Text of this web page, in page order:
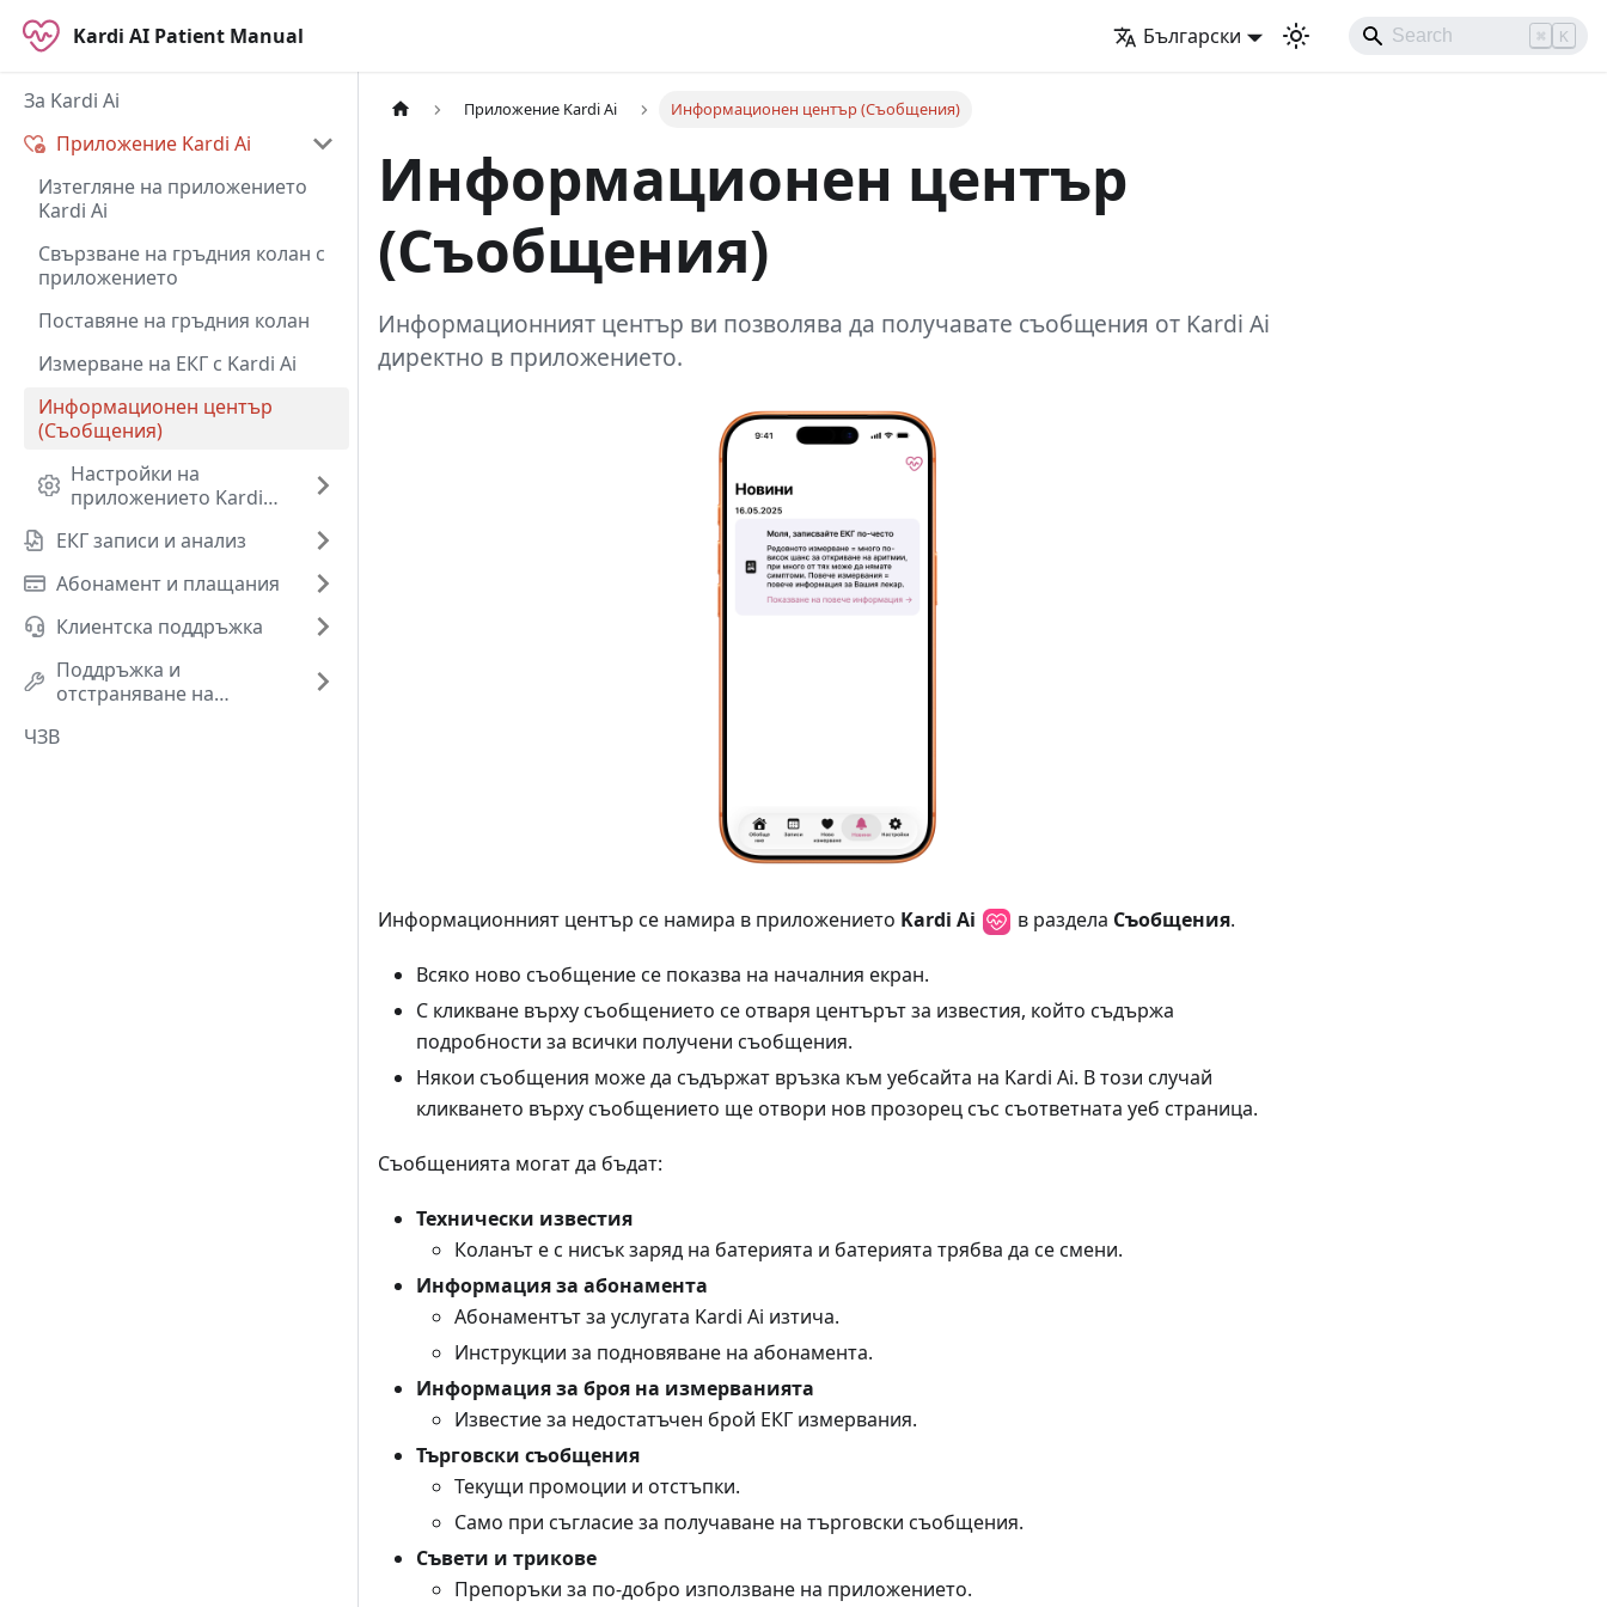
Kardi AI Patient Manual Български ⌘ K
За Kardi Ai
Приложение Kardi Ai
Изтегляне на приложението
Kardi Ai
Свързване на гръдния колан с
приложението
Поставяне на гръдния колан
Измерване на ЕКГ с Kardi Ai
Информационен център
(Съобщения)
Настройки на
приложението Kardi
ЕКГ записи и анализ
Абонамент и плащания
Клиентска поддръжка
Поддръжка и
отстраняване на
ЧЗВ
Приложение Kardi Ai Информационен център (Съобщения)
Информационен център
(Съобщения)
Информационният център ви позволява да получавате съобщения от Kardi Ai
директно в приложението.
Информационният център се намира в приложението Kardi Ai в раздела Съобщения.
Всяко ново съобщение се показва на началния екран.
С кликване върху съобщението се отваря центърът за известия, който съдържа
подробности за всички получени съобщения.
Някои съобщения може да съдържат връзка към уебсайта на Kardi Ai. В този случай
кликването върху съобщението ще отвори нов прозорец със съответната уеб страница.
Съобщенията могат да бъдат:
Технически известия
Коланът е с нисък заряд на батерията и батерията трябва да се смени.
Информация за абонамента
Абонаментът за услугата Kardi Ai изтича.
Инструкции за подновяване на абонамента.
Информация за броя на измерванията
Известие за недостатъчен брой ЕКГ измервания.
Търговски съобщения
Текущи промоции и отстъпки.
Само при съгласие за получаване на търговски съобщения.
Съвети и трикове
Препоръки за по-добро използване на приложението.